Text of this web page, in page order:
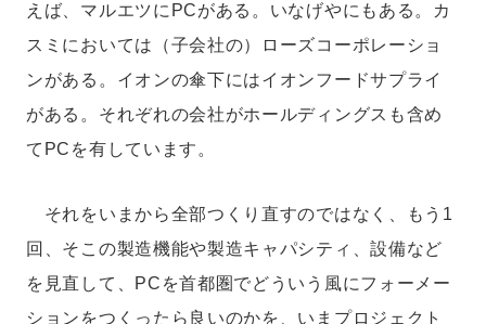
えば、マルエツにPCがある。いなげやにもある。カ
スミにおいては（子会社の）ローズコーポレーショ
ンがある。イオンの傘下にはイオンフードサプライ
がある。それぞれの会社がホールディングスも含め
てPCを有しています。
それをいまから全部つくり直すのではなく、もう1
回、そこの製造機能や製造キャパシティ、設備など
を見直して、PCを首都圏でどういう風にフォーメー
ションをつくったら良いのかを、いまプロジェクト